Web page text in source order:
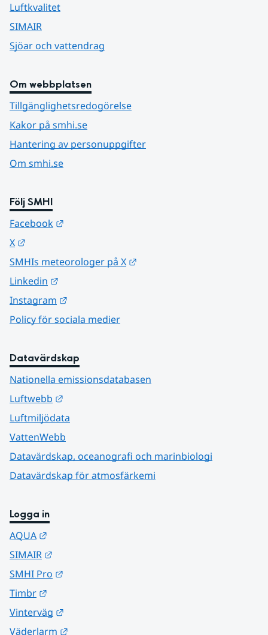
Luftkvalitet
SIMAIR
Sjöar och vattendrag
Om webbplatsen
Tillgänglighetsredogörelse
Kakor på smhi.se
Hantering av personuppgifter
Om smhi.se
Följ SMHI
Facebook
X
SMHIs meteorologer på X
Linkedin
Instagram
Policy för sociala medier
Datavärdskap
Nationella emissionsdatabasen
Luftwebb
Luftmiljödata
VattenWebb
Datavärdskap, oceanografi och marinbiologi
Datavärdskap för atmosfärkemi
Logga in
AQUA
SIMAIR
SMHI Pro
Timbr
Vinterväg
Väderlarm